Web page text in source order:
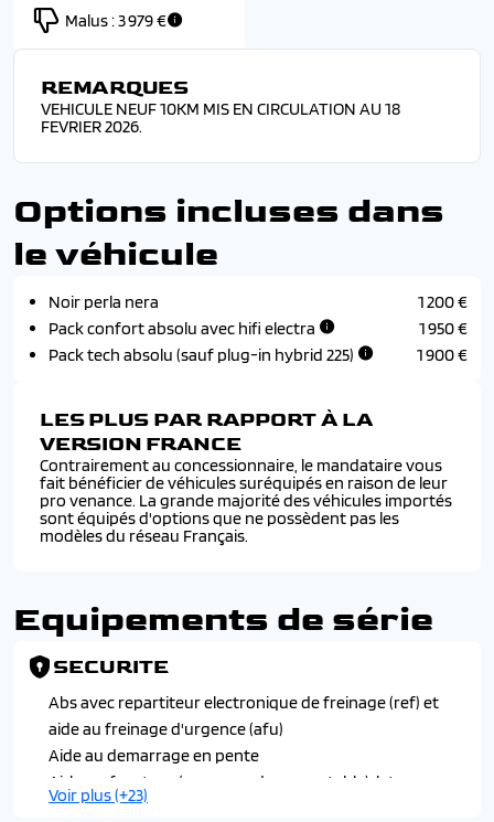
Malus :3 979 €
REMARQUES
VEHICULE NEUF 10KM MIS EN CIRCULATION AU 18
FEVRIER 2026.
Options incluses dans
le véhicule
Noir perla nera
1 200 €
Pack confort absolu avec hifi electra
1 950 €
Pack tech absolu (sauf plug-in hybrid 225)
1 900 €
LES PLUS PAR RAPPORT À LA
VERSION FRANCE
Contrairement au concessionnaire, le mandataire vous
fait bénéficier de véhicules suréquipés en raison de leur
pro venance. La grande majorité des véhicules importés
sont équipés d'options que ne possèdent pas les
modèles du réseau Français.
Equipements de série
SECURITE
Abs avec repartiteur electronique de freinage (ref) et
aide au freinage d'urgence (afu)
Aide au demarrage en pente
Airbags frontaux (passager deconnectable), lateraux
avant, rideaux avant et arriere
Voir plus (+23)